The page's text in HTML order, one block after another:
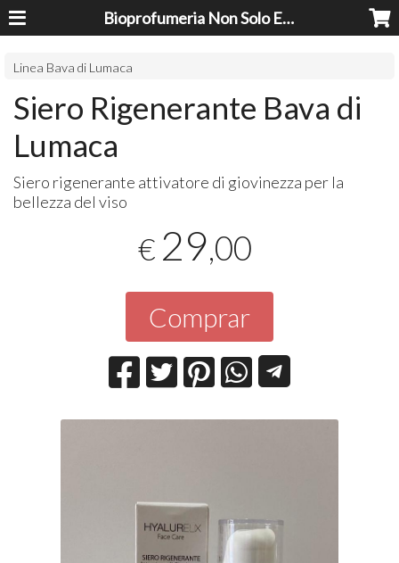
Bioprofumeria Non Solo Essenze
Linea Bava di Lumaca
Siero Rigenerante Bava di
Lumaca
Siero rigenerante attivatore di giovinezza per la
bellezza del viso
€ 29,00
Comprar